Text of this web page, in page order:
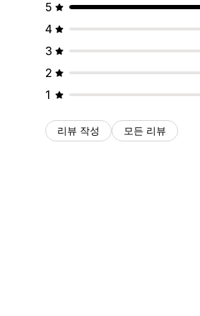
5
4
3
2
1
리뷰 작성 모든 리뷰